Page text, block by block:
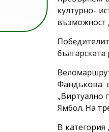
културно-
възможност
Фандъкова
„Виртуално
Ямбол. На
В